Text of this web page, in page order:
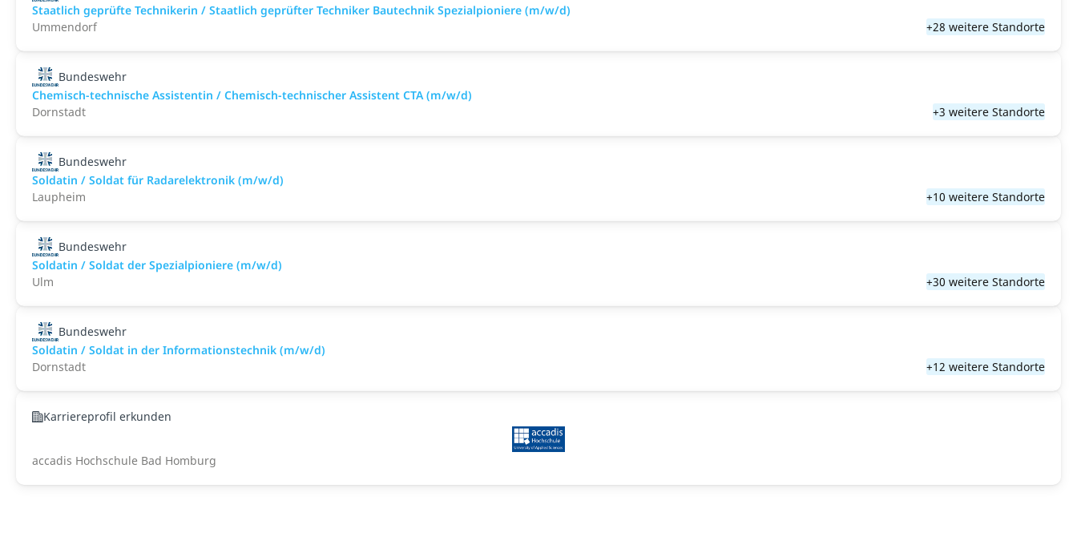
Staatlich geprüfte Technikerin / Staatlich geprüfter Techniker Bautechnik Spezialpioniere (m/w/d)
Ummendorf
+28 weitere Standorte
Bundeswehr
Chemisch-technische Assistentin / Chemisch-technischer Assistent CTA (m/w/d)
Dornstadt
+3 weitere Standorte
Bundeswehr
Soldatin / Soldat für Radarelektronik (m/w/d)
Laupheim
+10 weitere Standorte
Bundeswehr
Soldatin / Soldat der Spezialpioniere (m/w/d)
Ulm
+30 weitere Standorte
Bundeswehr
Soldatin / Soldat in der Infor­mations­technik (m/w/d)
Dornstadt
+12 weitere Standorte
Karriereprofil erkunden
accadis Hochschule Bad Homburg